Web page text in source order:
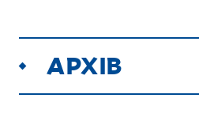
АРХІВ